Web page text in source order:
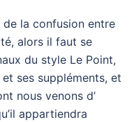
la confusion entre
alors il faut se
du style Le Point,
ses suppléments, et
nous venons d’
appartiendra